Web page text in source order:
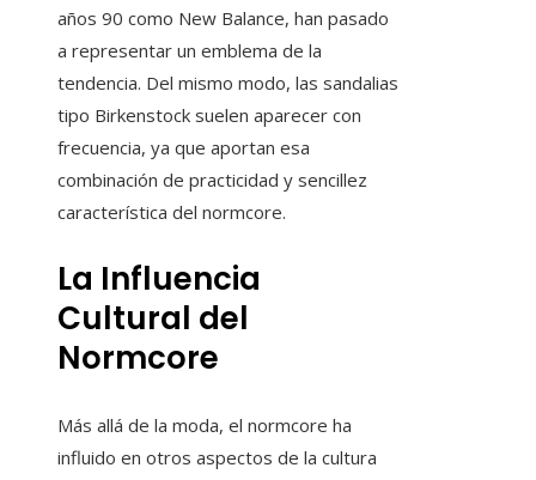
años 90 como New Balance, han pasado
a representar un emblema de la
tendencia. Del mismo modo, las sandalias
tipo Birkenstock suelen aparecer con
frecuencia, ya que aportan esa
combinación de practicidad y sencillez
característica del normcore.
La Influencia
Cultural del
Normcore
Más allá de la moda, el normcore ha
influido en otros aspectos de la cultura